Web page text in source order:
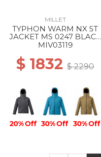
MILLET
TYPHON WARM NX ST
JACKET MS 0247 BLACK
- NOIR
MIV03119
$ 1832 $ 2290
20% Off 30% Off 30% Off